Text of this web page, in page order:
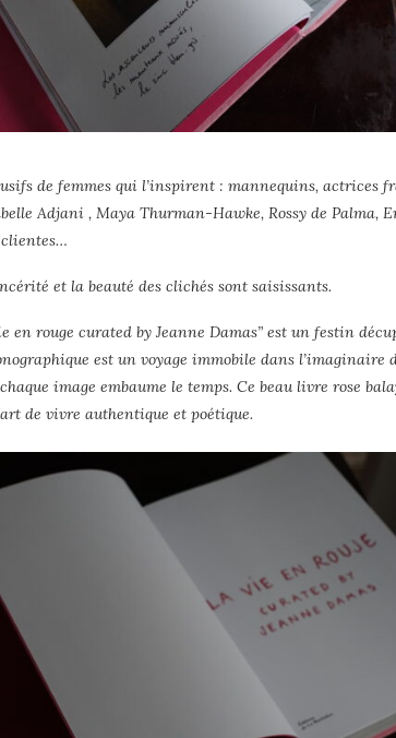
de femmes qui l’inspirent : mannequins, actrices
Adjani , Maya Thurman-Hawke, Rossy de Palma,
et la beauté des clichés sont saisissants.
en rouge curated by Jeanne Damas” est un festin
est un voyage immobile dans l’imaginaire
image embaume le temps. Ce beau livre rose
de vivre authentique et poétique.